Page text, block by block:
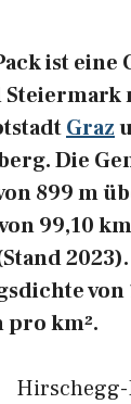
ist eine
Steiermark
Graz
Die
899 m
99,10
von
pro km².
Hirschegg-